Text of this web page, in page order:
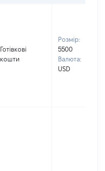
Готівкові
кошти
Розмір:
5500
Валюта:
USD